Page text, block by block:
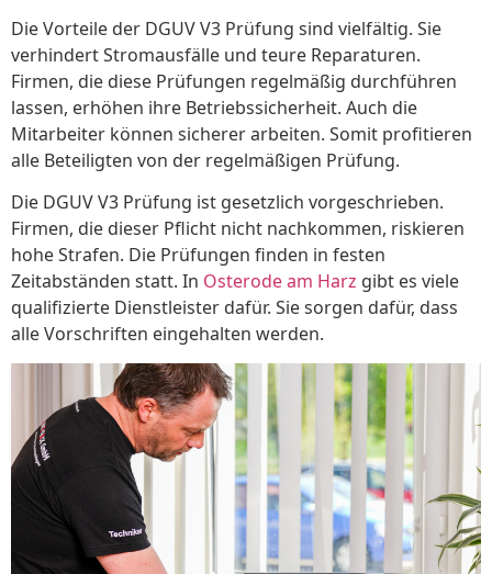
Die Vorteile der DGUV V3 Prüfung sind vielfältig. Sie
verhindert Stromausfälle und teure Reparaturen.
Firmen, die diese Prüfungen regelmäßig durchführen
lassen, erhöhen ihre Betriebssicherheit. Auch die
Mitarbeiter können sicherer arbeiten. Somit profitieren
alle Beteiligten von der regelmäßigen Prüfung.
Die DGUV V3 Prüfung ist gesetzlich vorgeschrieben.
Firmen, die dieser Pflicht nicht nachkommen, riskieren
hohe Strafen. Die Prüfungen finden in festen
Zeitabständen statt. In Osterode am Harz gibt es viele
qualifizierte Dienstleister dafür. Sie sorgen dafür, dass
alle Vorschriften eingehalten werden.